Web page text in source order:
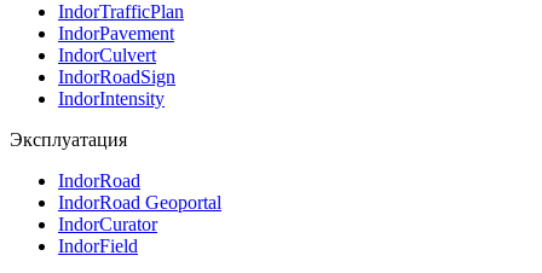
IndorTrafficPlan
IndorPavement
IndorCulvert
IndorRoadSign
IndorIntensity
Эксплуатация
IndorRoad
IndorRoad Geoportal
IndorCurator
IndorField